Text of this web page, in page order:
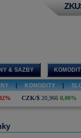
& SAZBY
KOMODITY
CZK/$ 20,966 0,00%